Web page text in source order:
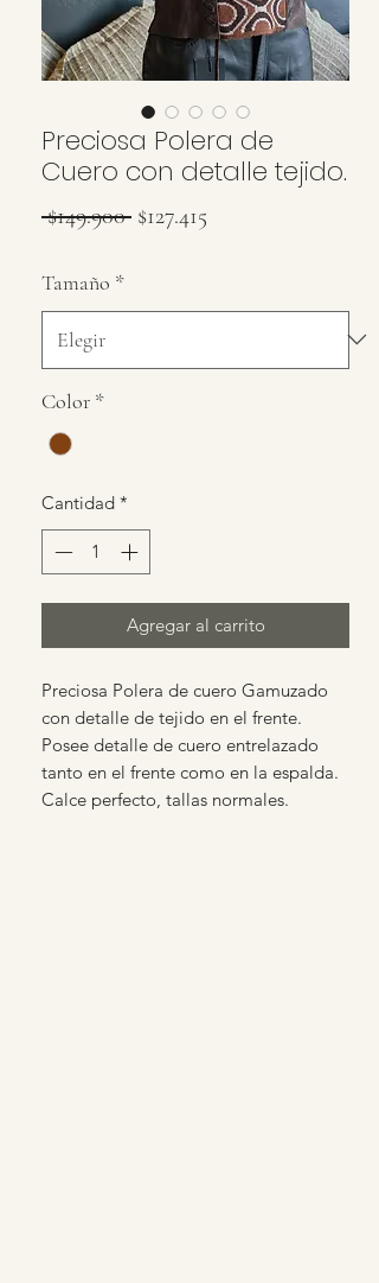
Preciosa Polera de
Cuero con detalle tejido.
$149.900 Precio
$127.415
Tamaño *
Color *
Cantidad *
Agregar al carrito
Preciosa Polera de cuero Gamuzado
con detalle de tejido en el frente.
Posee detalle de cuero entrelazado
tanto en el frente como en la espalda.
Calce perfecto, tallas normales.